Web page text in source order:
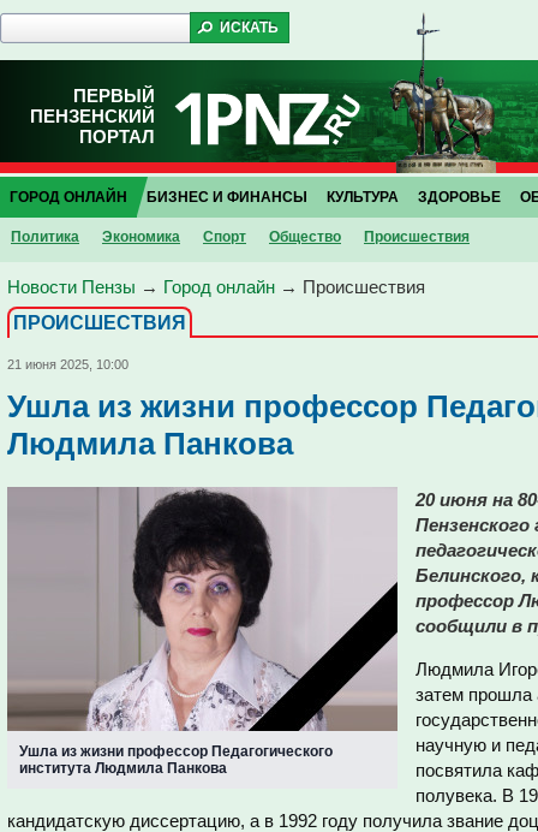
ПЕРВЫЙ
ПЕНЗЕНСКИЙ
ПОРТАЛ
ГОРОД ОНЛАЙН
Политика Экономика Спорт Общество Проиcшествия
БИЗНЕС И ФИНАНСЫ КУЛЬТУРА ЗДОРОВЬЕ
Новости Пензы → Город онлайн → Проиcшествия
ПРОИCШЕСТВИЯ
21 июня 2025, 10:00
Ушла из жизни профессор
Людмила Панкова
Ушла из жизни профессор Педагогического
института Людмила Панкова
20 июня на
Пензенского
Белинского,
профессор
сообщили в
Людмила
затем прошла
научную и
посвятила
полувека. В
кандидатскую диссертацию, а в 1992 году получила звание